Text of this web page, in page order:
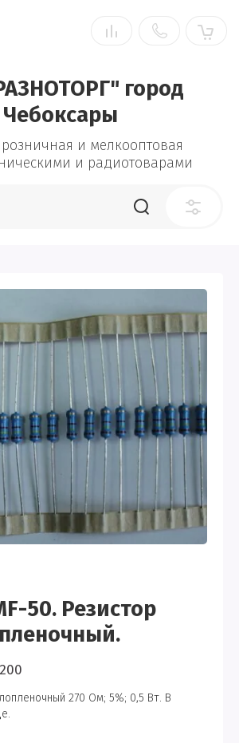
город
Чебоксары
и мелкооптовая
и радиотоварами
50. Резистор
270 Ом; 5%; 0,5 Вт. В